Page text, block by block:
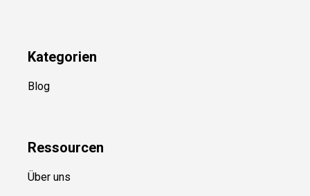
Kategorien
Blog
Ressourcen
Über uns